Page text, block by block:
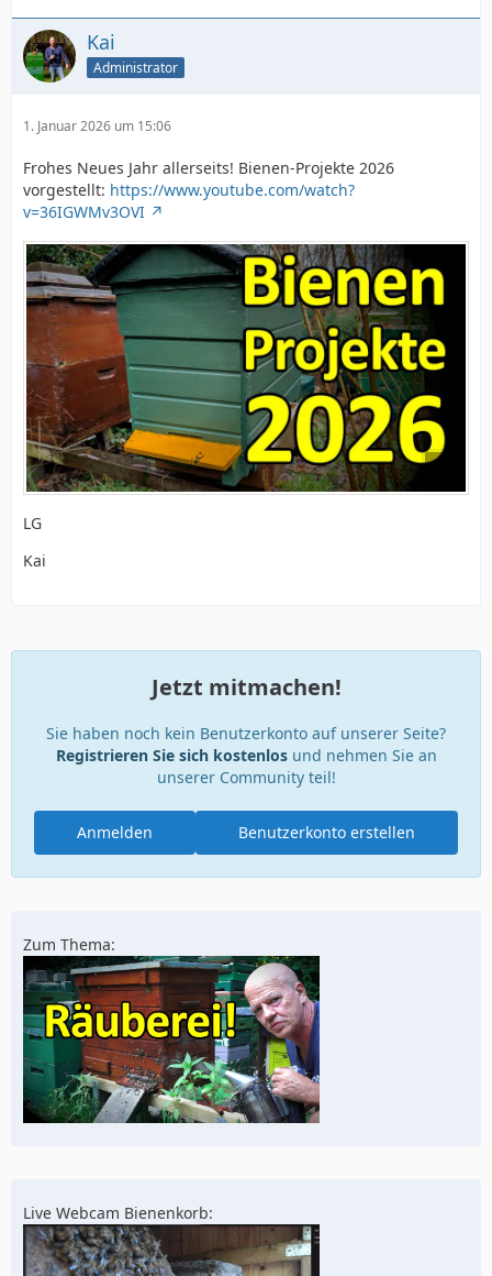
Kai
Administrator
1. Januar 2026 um 15:06
Frohes Neues Jahr allerseits! Bienen-Projekte 2026
vorgestellt: https://www.youtube.com/watch?
v=36IGWMv3OVI
LG
Kai
Jetzt mitmachen!
Sie haben noch kein Benutzerkonto auf unserer Seite?
Registrieren Sie sich kostenlosund nehmen Sie an
unserer Community teil!
Benutzerkonto erstellen
Anmelden
Zum Thema:
Live Webcam Bienenkorb: